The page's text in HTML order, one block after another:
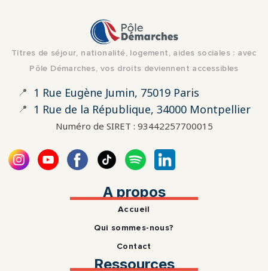
Titres de séjour, nationalité, logement, aides sociales : avec
Pôle Démarches, vos droits deviennent accessibles
📍 1 Rue Eugène Jumin, 75019 Paris
📍 1 Rue de la République, 34000 Montpellier
Numéro de SIRET : 93442257700015
A propos
Accueil
Qui sommes-nous?
Contact
Ressources